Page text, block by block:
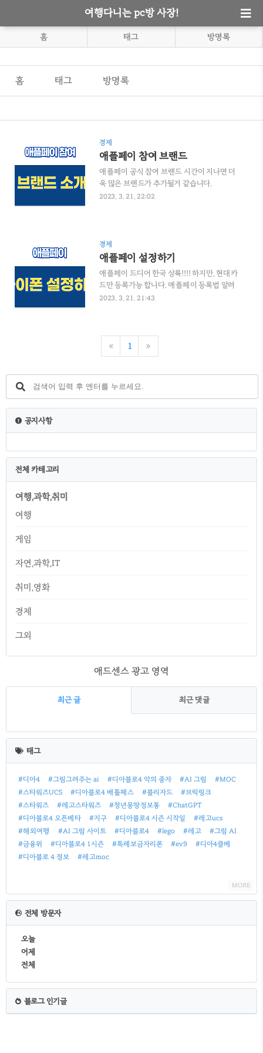
여행다니는 pc방 사장!
홈 태그 방명록
홈 태그 방명록
경제
애플페이 참여 브랜드
애플페이 공식 참여 브랜드 시간이 지나면 더
욱 많은 브랜드가 추가될거 같습니다.
https://www.hyundaicard.com/cpu/ug/
쇼핑 3.마트,슈퍼 4.커피 5.제과,디저트 6.외식
7.생활,가전 8.호텔,리조트 9.주유,충전 10.영
화,도서 11.레저,여행 12.온라인 위 공식 참여
브랜드 사정에 따라 애플페이 이용이 변경 또
는 중단될 수 있습니다. 온라인 결재 시 iOS 16
이상의 소프트웨어 업데이트 후 이용을 권장
2023. 3. 21. 22:02
경제
애플페이 설정하기
애플페이 드디어 한국 상륙!!!! 하지만, 현대카
드만 등록가능 합니다. 애플페이 등록법 알려
드립니다. (아이폰 현대카드 앱 다운로드 링크
합니다. 1.검정바탕화면 애플페이에 카드 추가
클릭 2.애플페이 앱카드 등록 시작하기 클릭 3.
6.아이폰 지갑어플에 카드 등록 아이폰화면 제
드를 받고 진행하시면됩니다.
2023. 3. 21. 21:43
« 1 »
공지사항
전체 카테고리
여행,과학,취미
여행
게임
자연,과학,IT
취미,영화
경제
그외
애드센스 광고 영역
최근 글 최근 댓글
최
근
글
태그
#디아4 #그림그려주는 ai #디아블로4 악의 종자 #AI 그림
#MOC
#스타워즈UCS
#디아블로4 배틀패스 #블리자드
#브릭링크
#스타워즈
#레고스타워즈 #청년몽땅정보통
#ChatGPT
#디아블로4 오픈베타
#지구 #디아블로4 시즌 시작일
#레고ucs
#해외여행
#AI 그림 사이트 #디아블로4 #lego #레고
#그림 AI
#금융위
#디아블로4 1시즌 #특례보금자리론 #ev9
#디아4클베
#디아블로 4 정보
#레고moc
MORE
전체 방문자
오늘
어제
전체
블로그 인기글